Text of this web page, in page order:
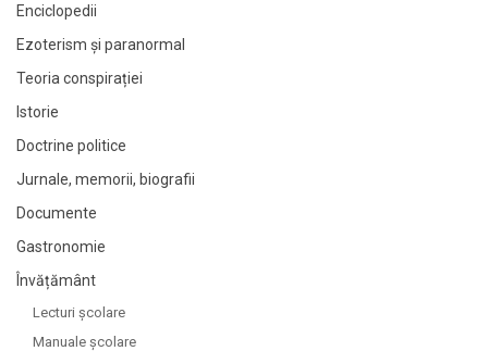
Enciclopedii
Ezoterism și paranormal
Teoria conspirației
Istorie
Doctrine politice
Jurnale, memorii, biografii
Documente
Gastronomie
Învățământ
Lecturi şcolare
Manuale şcolare